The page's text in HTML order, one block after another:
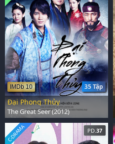
35 Tập
IMDb 10
Đại Phong Thủy
The Great Seer (2012)
PD.37
C-DRAMA